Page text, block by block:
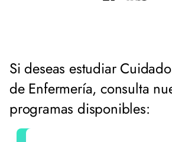
Si deseas estudiar
de Enfermería, consulta
programas disponibles: